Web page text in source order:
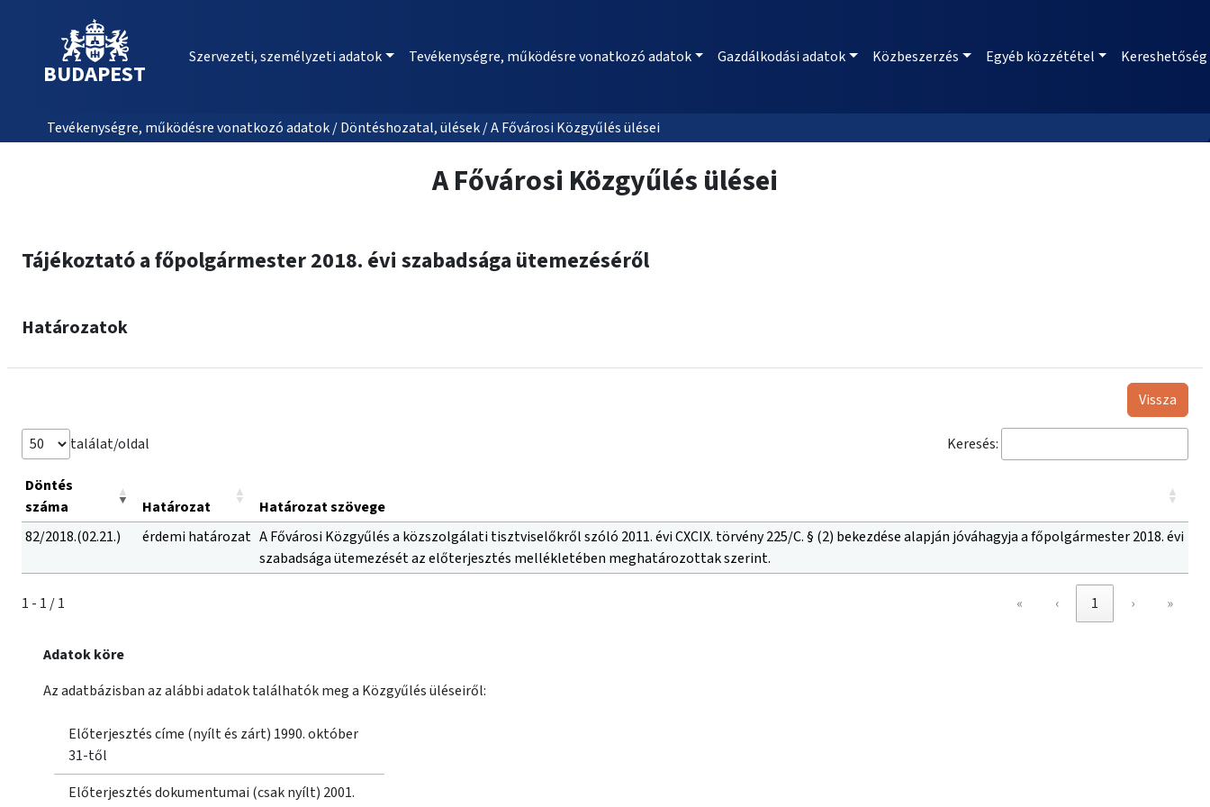
BUDAPEST
Szervezeti, személyzeti adatok Tevékenységre, működésre vonatkozó adatok Gazdálkodási adatok Közbeszerzés Egyéb közzététel Kereshetőség
Tevékenységre, működésre vonatkozó adatok / Döntéshozatal, ülések / A Fővárosi Közgyűlés ülései
A Fővárosi Közgyűlés ülései
Tájékoztató a főpolgármester 2018. évi szabadsága ütemezéséről
Határozatok
Vissza
találat/oldal Keresés:
Döntés
száma
Határozat
Határozat szövege
82/2018.(02.21.)
érdemi határozat A Fővárosi Közgyűlés a közszolgálati tisztviselőkről szóló 2011. évi CXCIX. törvény 225/C. § (2) bekezdése alapján jóváhagyja a főpolgármester 2018. évi
szabadsága ütemezését az előterjesztés mellékletében meghatározottak szerint.
1 - 1 / 1 « ‹ 1 › »
Adatok köre
Az adatbázisban az alábbi adatok találhatók meg a Közgyűlés üléseiről:
Előterjesztés címe (nyílt és zárt) 1990. október
31-től
Előterjesztés dokumentumai (csak nyílt) 2001.